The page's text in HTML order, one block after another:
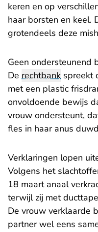
keren en op
haar borsten en keel.
grotendeels deze
Geen ondersteunend
De rechtbank spreekt
met een plastic
onvoldoende bewijs
vrouw ondersteunt,
fles in haar anus
Verklaringen lopen
Volgens het
18 maart anaal
terwijl zij met
De vrouw verklaarde
partner wel eens